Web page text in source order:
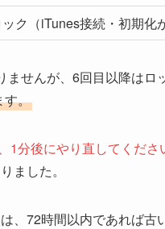
ク（iTunes接続・初期化
せんが、6回目以降はロ
す。
1分後にやり直してくださ
ました。
、72時間以内であれば古